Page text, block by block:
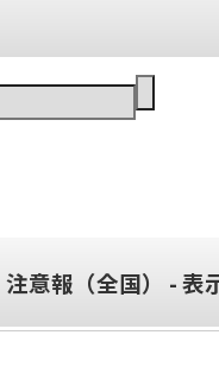
意報（全国） - 表